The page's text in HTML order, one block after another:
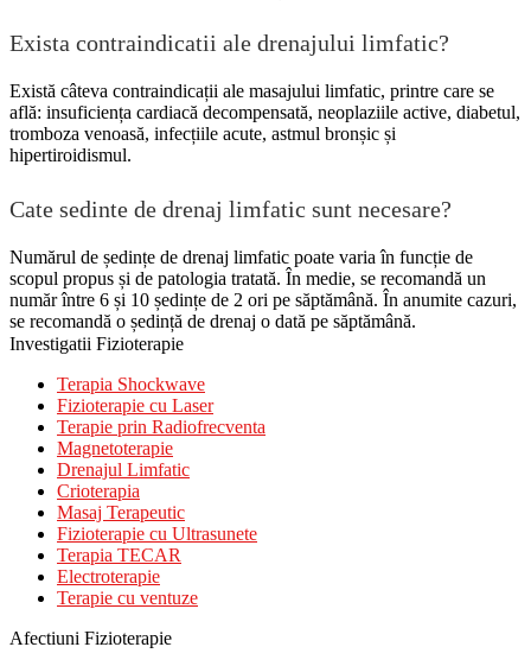
Exista contraindicatii ale drenajului limfatic?
Există câteva contraindicații ale masajului limfatic, printre care se
află: insuficiența cardiacă decompensată, neoplaziile active, diabetul,
tromboza venoasă, infecțiile acute, astmul bronșic și
hipertiroidismul.
Cate sedinte de drenaj limfatic sunt necesare?
Numărul de ședințe de drenaj limfatic poate varia în funcție de
scopul propus și de patologia tratată. În medie, se recomandă un
număr între 6 și 10 ședințe de 2 ori pe săptămână. În anumite cazuri,
se recomandă o ședință de drenaj o dată pe săptămână.
Investigatii Fizioterapie
Terapia Shockwave
Fizioterapie cu Laser
Terapie prin Radiofrecventa
Magnetoterapie
Drenajul Limfatic
Crioterapia
Masaj Terapeutic
Fizioterapie cu Ultrasunete
Terapia TECAR
Electroterapie
Terapie cu ventuze
Afectiuni Fizioterapie